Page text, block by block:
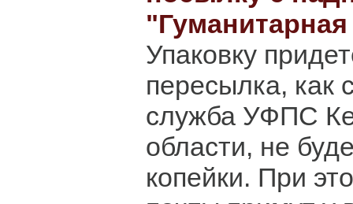
Упаковку
пересылка, как
служба УФПС
области, не
копейки. При